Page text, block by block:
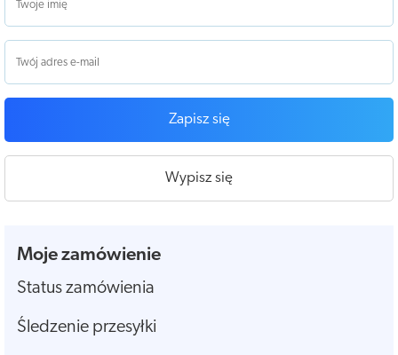
Zapisz się
Wypisz się
Moje zamówienie
Status zamówienia
Śledzenie przesyłki